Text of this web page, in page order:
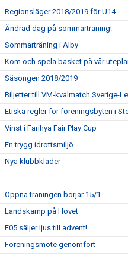
Regionsläger 2018/2019 för U14
Ändrad dag på sommarträning!
Sommarträning i Alby
Kom och spela basket på vår
Säsongen 2018/2019
Biljetter till VM-kvalmatch Sverige-
Etiska regler för föreningsbyten i
Vinst i Farihya Fair Play Cup
En trygg idrottsmiljö
Nya klubbkläder
Öppna träningen börjar 15/1
Landskamp på Hovet
F05 säljer ljus till advent!
Föreningsmöte genomfört